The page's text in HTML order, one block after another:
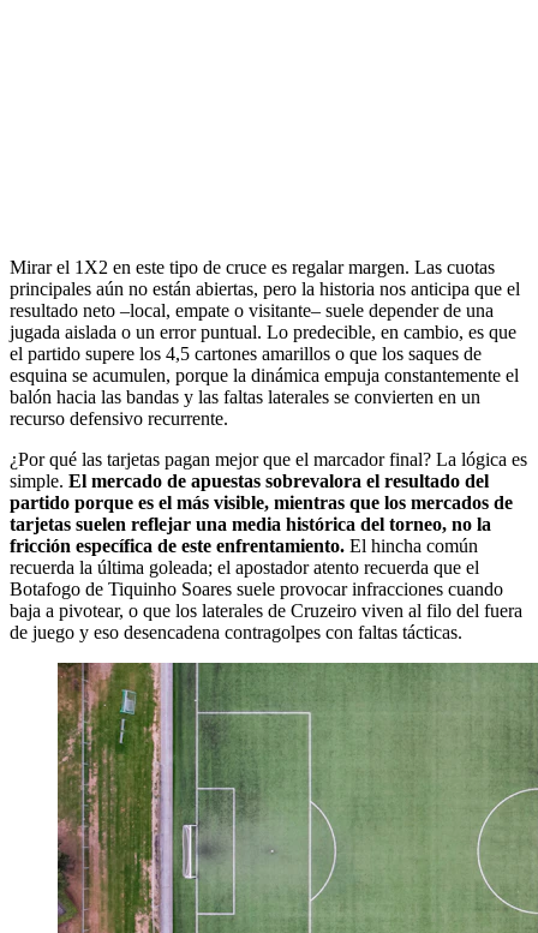
Mirar el 1X2 en este tipo de cruce es regalar margen. Las cuotas
principales aún no están abiertas, pero la historia nos anticipa que el
resultado neto –local, empate o visitante– suele depender de una
jugada aislada o un error puntual. Lo predecible, en cambio, es que
el partido supere los 4,5 cartones amarillos o que los saques de
esquina se acumulen, porque la dinámica empuja constantemente el
balón hacia las bandas y las faltas laterales se convierten en un
recurso defensivo recurrente.
¿Por qué las tarjetas pagan mejor que el marcador final? La lógica es
simple. El mercado de apuestas sobrevalora el resultado del
partido porque es el más visible, mientras que los mercados de
tarjetas suelen reflejar una media histórica del torneo, no la
fricción específica de este enfrentamiento. El hincha común
recuerda la última goleada; el apostador atento recuerda que el
Botafogo de Tiquinho Soares suele provocar infracciones cuando
baja a pivotear, o que los laterales de Cruzeiro viven al filo del fuera
de juego y eso desencadena contragolpes con faltas tácticas.